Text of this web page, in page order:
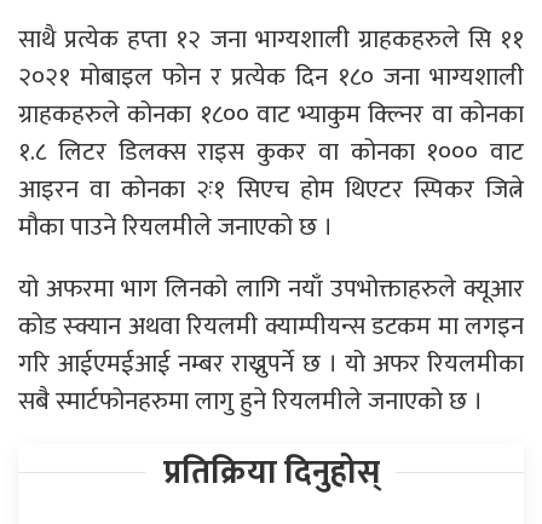
साथै प्रत्येक हप्ता १२ जना भाग्यशाली ग्राहकहरुले सि ११
२०२१ मोबाइल फोन र प्रत्येक दिन १८० जना भाग्यशाली
ग्राहकहरुले कोनका १८०० वाट भ्याकुम क्ल्निर वा कोनका
१.८ लिटर डिलक्स राइस कुकर वा कोनका १००० वाट
आइरन वा कोनका २ः१ सिएच होम थिएटर स्पिकर जित्ने
मौका पाउने रियलमीले जनाएको छ ।
यो अफरमा भाग लिनको लागि नयाँ उपभोक्ताहरुले क्यूआर
कोड स्क्यान अथवा रियलमी क्याम्पीयन्स डटकम मा लगइन
गरि आईएमईआई नम्बर राख्नुपर्ने छ । यो अफर रियलमीका
सबै स्मार्टफोनहरुमा लागु हुने रियलमीले जनाएको छ ।
प्रतिक्रिया दिनुहोस्